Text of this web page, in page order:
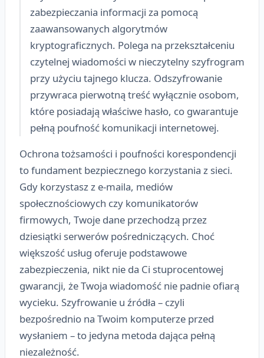
zabezpieczania informacji za pomocą
zaawansowanych algorytmów
kryptograficznych. Polega na przekształceniu
czytelnej wiadomości w nieczytelny szyfrogram
przy użyciu tajnego klucza. Odszyfrowanie
przywraca pierwotną treść wyłącznie osobom,
które posiadają właściwe hasło, co gwarantuje
pełną poufność komunikacji internetowej.
Ochrona tożsamości i poufności korespondencji
to fundament bezpiecznego korzystania z sieci.
Gdy korzystasz z e-maila, mediów
społecznościowych czy komunikatorów
firmowych, Twoje dane przechodzą przez
dziesiątki serwerów pośredniczących. Choć
większość usług oferuje podstawowe
zabezpieczenia, nikt nie da Ci stuprocentowej
gwarancji, że Twoja wiadomość nie padnie ofiarą
wycieku. Szyfrowanie u źródła – czyli
bezpośrednio na Twoim komputerze przed
wysłaniem – to jedyna metoda dająca pełną
niezależność.